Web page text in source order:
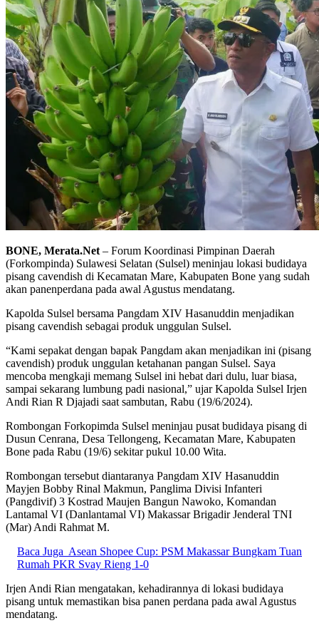
BONE, Merata.Net – Forum Koordinasi Pimpinan Daerah
(Forkompinda) Sulawesi Selatan (Sulsel) meninjau lokasi budidaya
pisang cavendish di Kecamatan Mare, Kabupaten Bone yang sudah
akan panenperdana pada awal Agustus mendatang.
Kapolda Sulsel bersama Pangdam XIV Hasanuddin menjadikan
pisang cavendish sebagai produk unggulan Sulsel.
“Kami sepakat dengan bapak Pangdam akan menjadikan ini (pisang
cavendish) produk unggulan ketahanan pangan Sulsel. Saya
mencoba mengkaji memang Sulsel ini hebat dari dulu, luar biasa,
sampai sekarang lumbung padi nasional,” ujar Kapolda Sulsel Irjen
Andi Rian R Djajadi saat sambutan, Rabu (19/6/2024).
Rombongan Forkopimda Sulsel meninjau pusat budidaya pisang di
Dusun Cenrana, Desa Tellongeng, Kecamatan Mare, Kabupaten
Bone pada Rabu (19/6) sekitar pukul 10.00 Wita.
Rombongan tersebut diantaranya Pangdam XIV Hasanuddin
Mayjen Bobby Rinal Makmun, Panglima Divisi Infanteri
(Pangdivif) 3 Kostrad Maujen Bangun Nawoko, Komandan
Lantamal VI (Danlantamal VI) Makassar Brigadir Jenderal TNI
(Mar) Andi Rahmat M.
Baca Juga Asean Shopee Cup: PSM Makassar Bungkam Tuan
Rumah PKR Svay Rieng 1-0
Irjen Andi Rian mengatakan, kehadirannya di lokasi budidaya
pisang untuk memastikan bisa panen perdana pada awal Agustus
mendatang.